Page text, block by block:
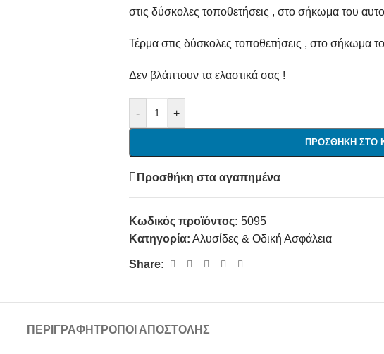
στις δύσκολες τοποθετήσεις , στο σήκωμα του
Τέρμα στις δύσκολες τοποθετήσεις , στο σήκωμα
Δεν βλάπτουν τα ελαστικά σας !
- +
ΠΡΟΣΘΉΚΗ ΣΤΟ
Προσθήκη στα αγαπημένα
Κωδικός προϊόντος: 5095
Κατηγορία: Αλυσίδες & Οδική Ασφάλεια
Share:
ΠΕΡΙΓΡΑΦΉΤΡΌΠΟΙ ΑΠΟΣΤΟΛΉΣ